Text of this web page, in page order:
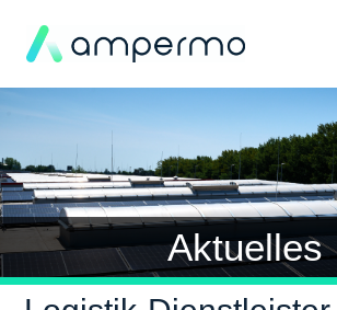
Aktuelles